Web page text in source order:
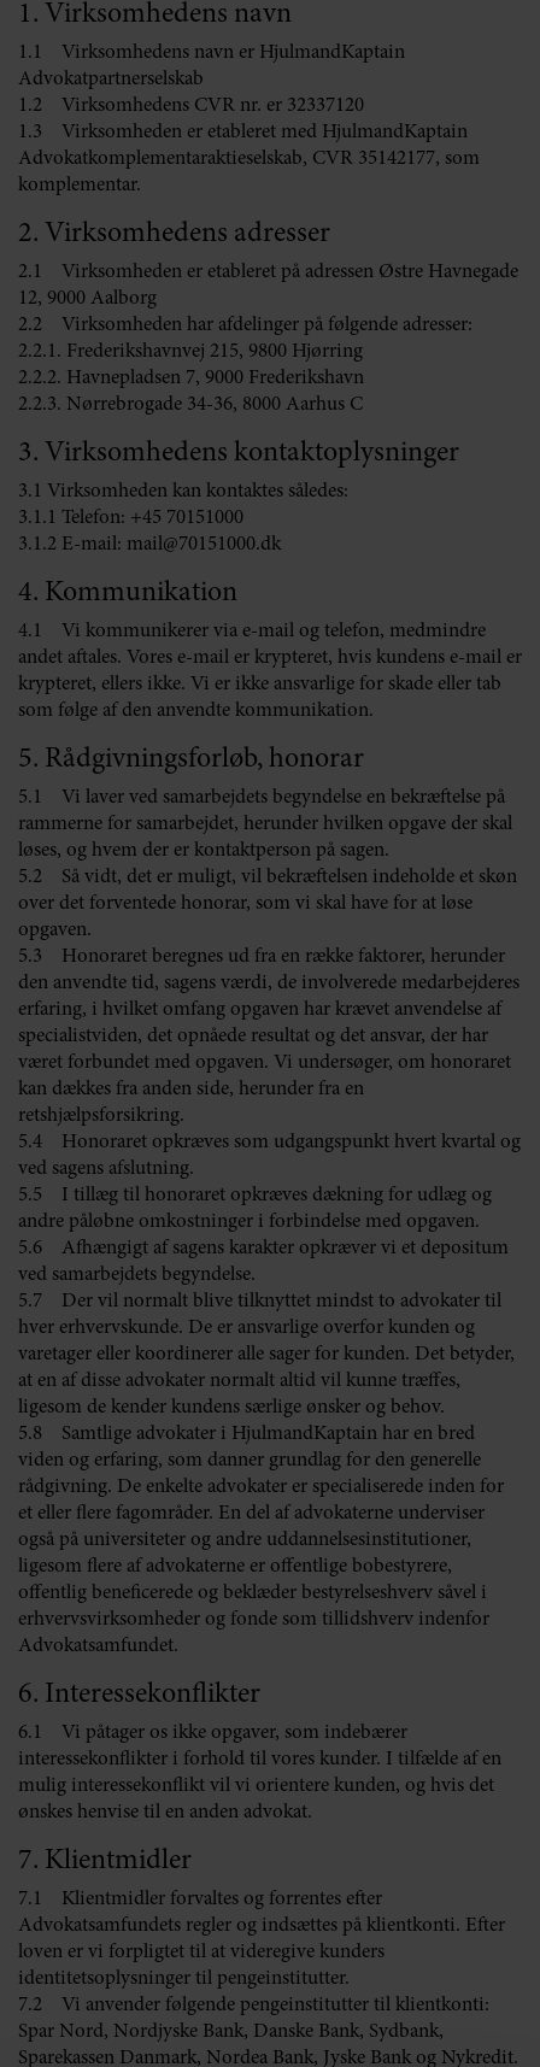
1. Virksomhedens navn
1.1 Virksomhedens navn er HjulmandKaptain
Advokatpartnerselskab
1.2 Virksomhedens CVR nr. er 32337120
1.3 Virksomheden er etableret med HjulmandKaptain
Advokatkomplementaraktieselskab, CVR 35142177, som
komplementar.
2. Virksomhedens adresser
2.1 Virksomheden er etableret på adressen Østre Havnegade
12, 9000 Aalborg
2.2 Virksomheden har afdelinger på følgende adresser:
2.2.1. Frederikshavnvej 215, 9800 Hjørring
2.2.2. Havnepladsen 7, 9000 Frederikshavn
2.2.3. Nørrebrogade 34-36, 8000 Aarhus C
3. Virksomhedens kontaktoplysninger
3.1 Virksomheden kan kontaktes således:
3.1.1 Telefon: +45 70151000
3.1.2 E-mail: mail@70151000.dk
4. Kommunikation
4.1 Vi kommunikerer via e-mail og telefon, medmindre
andet aftales. Vores e-mail er krypteret, hvis kundens e-mail er
krypteret, ellers ikke. Vi er ikke ansvarlige for skade eller tab
som følge af den anvendte kommunikation.
5. Rådgivningsforløb, honorar
5.1 Vi laver ved samarbejdets begyndelse en bekræftelse på
rammerne for samarbejdet, herunder hvilken opgave der skal
løses, og hvem der er kontaktperson på sagen.
5.2 Så vidt, det er muligt, vil bekræftelsen indeholde et skøn
over det forventede honorar, som vi skal have for at løse
opgaven.
5.3 Honoraret beregnes ud fra en række faktorer, herunder
den anvendte tid, sagens værdi, de involverede medarbejderes
erfaring, i hvilket omfang opgaven har krævet anvendelse af
specialistviden, det opnåede resultat og det ansvar, der har
været forbundet med opgaven. Vi undersøger, om honoraret
kan dækkes fra anden side, herunder fra en
retshjælpsforsikring.
5.4 Honoraret opkræves som udgangspunkt hvert kvartal og
ved sagens afslutning.
5.5 I tillæg til honoraret opkræves dækning for udlæg og
andre påløbne omkostninger i forbindelse med opgaven.
5.6 Afhængigt af sagens karakter opkræver vi et depositum
ved samarbejdets begyndelse.
5.7 Der vil normalt blive tilknyttet mindst to advokater til
hver erhvervskunde. De er ansvarlige overfor kunden og
varetager eller koordinerer alle sager for kunden. Det betyder,
at en af disse advokater normalt altid vil kunne træffes,
ligesom de kender kundens særlige ønsker og behov.
5.8 Samtlige advokater i HjulmandKaptain har en bred
viden og erfaring, som danner grundlag for den generelle
rådgivning. De enkelte advokater er specialiserede inden for
et eller flere fagområder. En del af advokaterne underviser
også på universiteter og andre uddannelsesinstitutioner,
ligesom flere af advokaterne er offentlige bobestyrere,
offentlig beneficerede og beklæder bestyrelseshverv såvel i
erhvervsvirksomheder og fonde som tillidshverv indenfor
Advokatsamfundet.
6. Interessekonflikter
6.1 Vi påtager os ikke opgaver, som indebærer
interessekonflikter i forhold til vores kunder. I tilfælde af en
mulig interessekonflikt vil vi orientere kunden, og hvis det
ønskes henvise til en anden advokat.
7. Klientmidler
7.1 Klientmidler forvaltes og forrentes efter
Advokatsamfundets regler og indsættes på klientkonti. Efter
loven er vi forpligtet til at videregive kunders
identitetsoplysninger til pengeinstitutter.
7.2 Vi anvender følgende pengeinstitutter til klientkonti:
Spar Nord, Nordjyske Bank, Danske Bank, Sydbank,
Sparekassen Danmark, Nordea Bank, Jyske Bank og Nykredit.